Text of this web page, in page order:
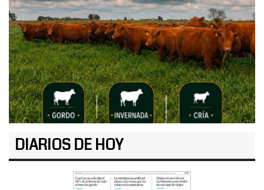
DIARIOS DE HOY